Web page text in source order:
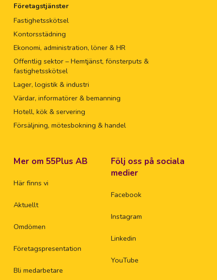
Företagstjänster
Fastighetsskötsel
Kontorsstädning
Ekonomi, administration, löner & HR
Offentlig sektor – Hemtjänst, fönsterputs &
fastighetsskötsel
Lager, logistik & industri
Värdar, informatörer & bemanning
Hotell, kök & servering
Försäljning, mötesbokning & handel
Mer om 55Plus AB
Här finns vi
Aktuellt
Omdömen
Företagspresentation
Bli medarbetare
Följ oss på sociala
medier
Facebook
Instagram
Linkedin
YouTube